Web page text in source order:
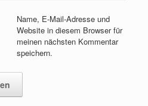
Name, E-Mail-Adresse und
Website in diesem Browser für
meinen nächsten Kommentar
speichern.